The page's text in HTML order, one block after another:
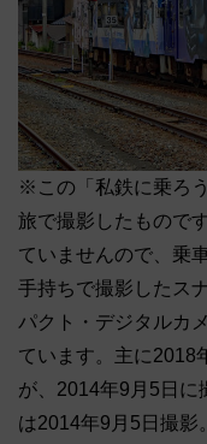
※この「私鉄に乗ろ
旅で撮影したもので
ていませんので、乗
手持ちで撮影したス
パクト・デジタルカ
ています。主に2018
が、2014年9月5日に
は2014年9月5日撮影